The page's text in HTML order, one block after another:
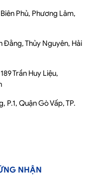
Phủ, Phương Lâm,
Đằng, Thủy Nguyên, Hải
Trần Huy Liệu,
P.1, Quận Gò Vấp, TP.
NHẬN